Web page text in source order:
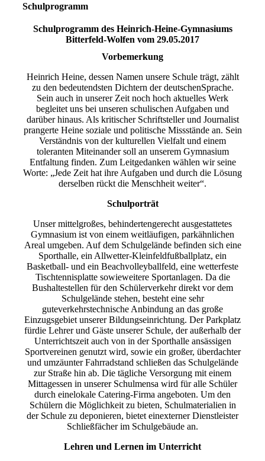
Schulprogramm
Schulprogramm des Heinrich-Heine-Gymnasiums
Bitterfeld-Wolfen vom 29.05.2017
Vorbemerkung
Heinrich Heine, dessen Namen unsere Schule trägt, zählt
zu den bedeutendsten Dichtern der deutschenSprache.
Sein auch in unserer Zeit noch hoch aktuelles Werk
begleitet uns bei unseren schulischen Aufgaben und
darüber hinaus. Als kritischer Schriftsteller und Journalist
prangerte Heine soziale und politische Missstände an. Sein
Verständnis von der kulturellen Vielfalt und einem
toleranten Miteinander soll an unserem Gymnasium
Entfaltung finden. Zum Leitgedanken wählen wir seine
Worte: „Jede Zeit hat ihre Aufgaben und durch die Lösung
derselben rückt die Menschheit weiter“.
Schulporträt
Unser mittelgroßes, behindertengerecht ausgestattetes
Gymnasium ist von einem weitläufigen, parkähnlichen
Areal umgeben. Auf dem Schulgelände befinden sich eine
Sporthalle, ein Allwetter-Kleinfeldfußballplatz, ein
Basketball- und ein Beachvolleyballfeld, eine wetterfeste
Tischtennisplatte sowieweitere Sportanlagen. Da die
Bushaltestellen für den Schülerverkehr direkt vor dem
Schulgelände stehen, besteht eine sehr
guteverkehrstechnische Anbindung an das große
Einzugsgebiet unserer Bildungseinrichtung. Der Parkplatz
fürdie Lehrer und Gäste unserer Schule, der außerhalb der
Unterrichtszeit auch von in der Sporthalle ansässigen
Sportvereinen genutzt wird, sowie ein großer, überdachter
und umzäunter Fahrradstand schließen das Schulgelände
zur Straße hin ab. Die tägliche Versorgung mit einem
Mittagessen in unserer Schulmensa wird für alle Schüler
durch einelokale Catering-Firma angeboten. Um den
Schülern die Möglichkeit zu bieten, Schulmaterialien in
der Schule zu deponieren, bietet einexterner Dienstleister
Schließfächer im Schulgebäude an.
Lehren und Lernen im Unterricht